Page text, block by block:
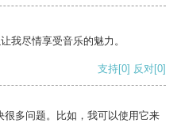
我尽情享受音乐的魅力。
支持[0] 反对[0]
多问题。比如，我可以使用它来